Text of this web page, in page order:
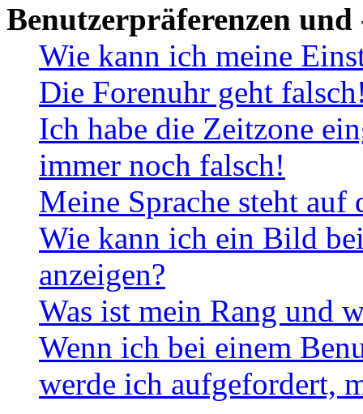
Benutzerpräferenzen und
Wie kann ich meine
Die Forenuhr geht
Ich habe die Zeitzone
immer noch falsch!
Meine Sprache steht
Wie kann ich ein Bild
anzeigen?
Was ist mein Rang und
Wenn ich bei einem
werde ich aufgefordert,